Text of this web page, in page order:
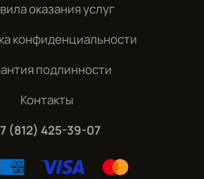
оказания услуг
конфиденциальности
подлинности
Контакты
(812) 425-39-07